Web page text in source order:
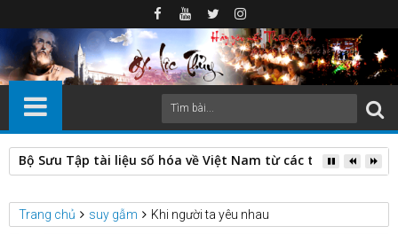
Quỳnh Lưu (Nghệ An) trong dòng chảy lịch sử: biến động
Trang chủ suy gẫm Khi người ta yêu nhau